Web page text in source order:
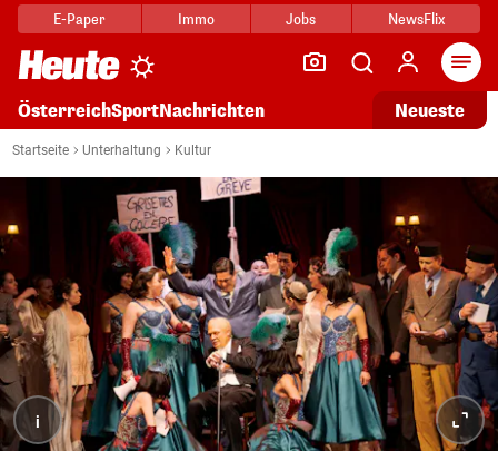
E-Paper Immo Jobs NewsFlix
ÖsterreichSportNachrichten Neueste
Startseite Unterhaltung Kultur
i